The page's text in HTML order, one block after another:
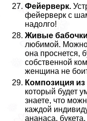
Фейерверк.
фейерверк с
надолго!
Живые
любимой. Можно
она проснется,
собственной
женщина не
Композиция из
который будет
знаете, что
каждой
ананаса,